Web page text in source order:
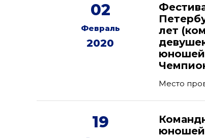
02
Февраль
2020
лет
юношей
Место
19
юношей